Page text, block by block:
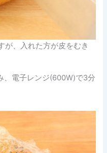
が、入れた方が皮をむき
、電子レンジ(600W)で3分